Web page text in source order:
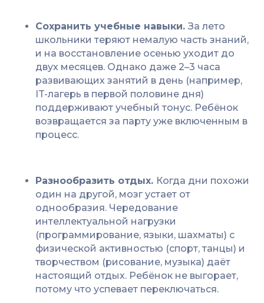
Сохранить учебные навыки. За лето
школьники теряют немалую часть знаний,
и на восстановление осенью уходит до
двух месяцев. Однако даже 2–3 часа
развивающих занятий в день (например,
IT-лагерь в первой половине дня)
поддерживают учебный тонус. Ребёнок
возвращается за парту уже включенным в
процесс.
Разнообразить отдых. Когда дни похожи
один на другой, мозг устает от
однообразия. Чередование
интеллектуальной нагрузки
(программирование, языки, шахматы) с
физической активностью (спорт, танцы) и
творчеством (рисование, музыка) даёт
настоящий отдых. Ребёнок не выгорает,
потому что успевает переключаться.